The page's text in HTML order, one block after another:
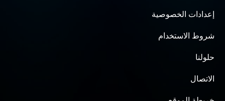
إعدادات الخصوصية
شروط الاستخدام
حلولنا
الاتصال